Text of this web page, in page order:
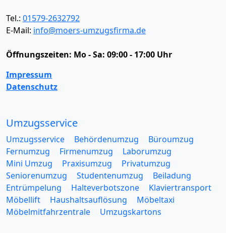
Tel.: 01579-2632792
E-Mail: info@moers-umzugsfirma.de
Öffnungszeiten: Mo - Sa: 09:00 - 17:00 Uhr
Impressum
Datenschutz
Umzugsservice
Umzugsservice Behördenumzug
Büroumzug
Fernumzug
Firmenumzug
Laborumzug
Mini Umzug
Praxisumzug
Privatumzug
Seniorenumzug
Studentenumzug
Beiladung
Entrümpelung
Halteverbotszone
Klaviertransport
Möbellift
Haushaltsauflösung
Möbeltaxi
Möbelmitfahrzentrale
Umzugskartons